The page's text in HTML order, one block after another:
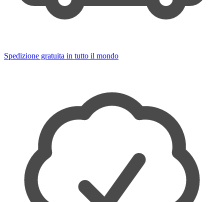
Spedizione gratuita in tutto il mondo